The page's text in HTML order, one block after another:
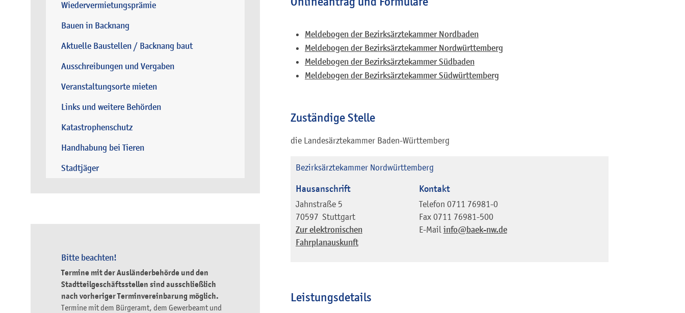
Wiedervermietungsprämie
Bauen in Backnang
Aktuelle Baustellen / Backnang baut
Ausschreibungen und Vergaben
Veranstaltungsorte mieten
Links und weitere Behörden
Katastrophenschutz
Handhabung bei Tieren
Stadtjäger
Bitte beachten!
Termine mit der Ausländerbehörde und den
Stadtteilgeschäftsstellen sind ausschließlich
nach vorheriger Terminvereinbarung möglich.
Termine mit dem Bürgeramt, dem Gewerbeamt und
Meldebogen der Bezirksärztekammer Nordbaden
Meldebogen der Bezirksärztekammer Nordwürttemberg
Meldebogen der Bezirksärztekammer Südbaden
Meldebogen der Bezirksärztekammer Südwürttemberg
Zuständige Stelle
die Landesärztekammer Baden-Württemberg
Bezirksärztekammer Nordwürttemberg
Hausanschrift
Jahnstraße 5
70597 Stuttgart
Zur elektronischen
Fahrplanauskunft
Kontakt
Telefon 0711 76981-0
Fax 0711 76981-500
E-Mail info@baek-nw.de
Leistungsdetails